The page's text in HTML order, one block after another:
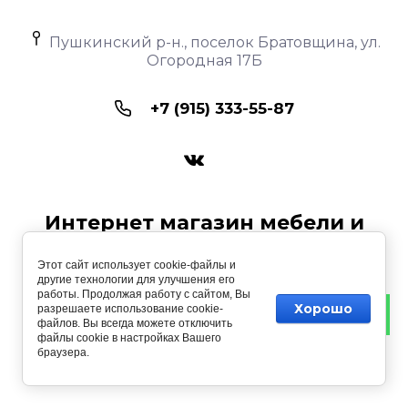
Интернет магазин мебели и
Copyright © 2017 - 2026
Пушкинский р-н., поселок Братовщина, ул.
Огородная 17Б
+7 (915) 333-55-87
Этот сайт использует cookie-файлы и
другие технологии для улучшения его
работы. Продолжая работу с сайтом, Вы
разрешаете использование cookie-
файлов. Вы всегда можете отключить
файлы cookie в настройках Вашего
браузера.
Хорошо